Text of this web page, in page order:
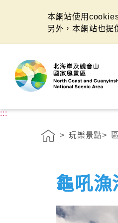
本網站使用
另外，本網站也提
:::
玩樂景點
龜吼漁